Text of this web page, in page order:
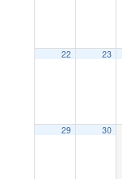
22 23
29 30